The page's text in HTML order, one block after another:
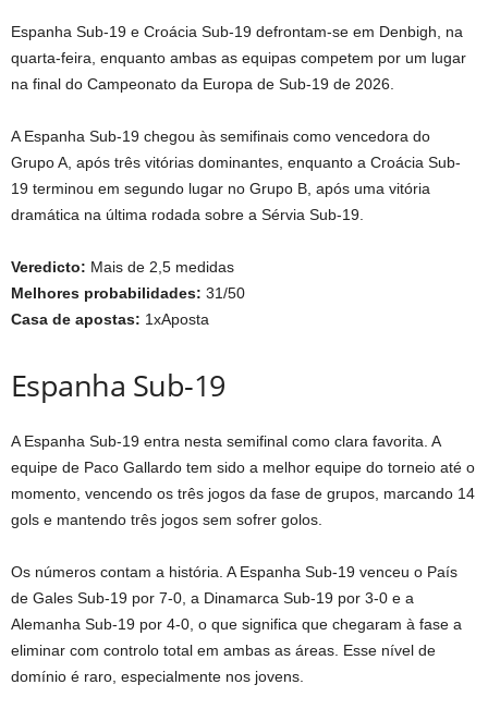
Espanha Sub-19 e Croácia Sub-19 defrontam-se em Denbigh, na
quarta-feira, enquanto ambas as equipas competem por um lugar
na final do Campeonato da Europa de Sub-19 de 2026.
A Espanha Sub-19 chegou às semifinais como vencedora do
Grupo A, após três vitórias dominantes, enquanto a Croácia Sub-
19 terminou em segundo lugar no Grupo B, após uma vitória
dramática na última rodada sobre a Sérvia Sub-19.
Veredicto: Mais de 2,5 medidas
Melhores probabilidades: 31/50
Casa de apostas: 1xAposta
Espanha Sub-19
A Espanha Sub-19 entra nesta semifinal como clara favorita. A
equipe de Paco Gallardo tem sido a melhor equipe do torneio até o
momento, vencendo os três jogos da fase de grupos, marcando 14
gols e mantendo três jogos sem sofrer golos.
Os números contam a história. A Espanha Sub-19 venceu o País
de Gales Sub-19 por 7-0, a Dinamarca Sub-19 por 3-0 e a
Alemanha Sub-19 por 4-0, o que significa que chegaram à fase a
eliminar com controlo total em ambas as áreas. Esse nível de
domínio é raro, especialmente nos jovens.